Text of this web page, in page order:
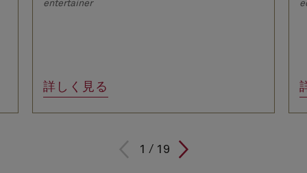
entertainer
詳しく見る
1 / 19